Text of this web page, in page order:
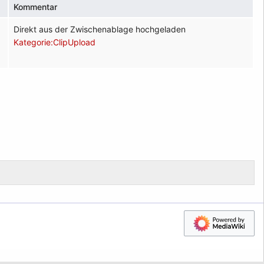
Kommentar
Direkt aus der Zwischenablage hochgeladen
Kategorie:ClipUpload